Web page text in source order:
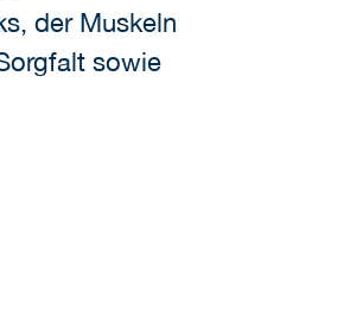
der Muskeln
sowie